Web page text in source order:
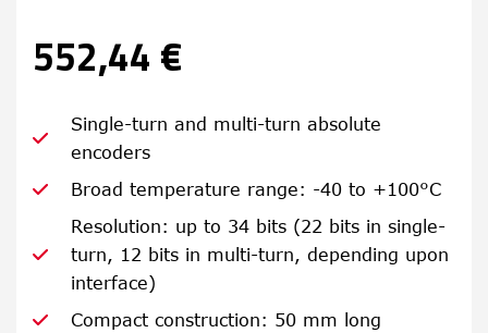
552,44 €
Single-turn and multi-turn absolute
encoders
Broad temperature range: -40 to +100°C
Resolution: up to 34 bits (22 bits in single-
turn, 12 bits in multi-turn, depending upon
interface)
Compact construction: 50 mm long